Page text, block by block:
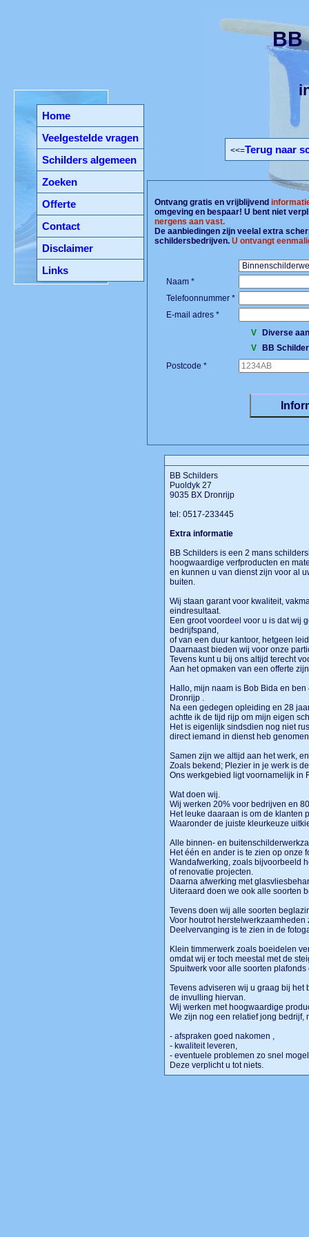
Home
Veelgestelde vragen
Schilders algemeen
Zoeken
Offerte
Contact
Disclaimer
Links
BB
<<=Terug naar
Ontvang gratis en vrijblijvend
omgeving en bespaar! U bent niet
nergens aan vast.
De aanbiedingen zijn veelal extra
schildersbedrijven.U ontvangt
Naam *
Telefoonnummer *
E-mail adres *
V
Diverse
V
BB
Postcode *
BB Schilders
Puoldyk 27
9035 BX Dronrijp
tel: 0517-233445
Extra informatie
BB Schilders is een 2 mans
hoogwaardige verfproducten en
en kunnen u van dienst zijn voor al
buiten.
Wij staan garant voor kwaliteit,
eindresultaat.
Een groot voordeel voor u is dat wij
bedrijfspand,
of van een duur kantoor, hetgeen
Daarnaast bieden wij voor onze
Tevens kunt u bij ons altijd terecht
Aan het opmaken van een offerte
Hallo, mijn naam is Bob Bida en
Dronrijp .
Na een gedegen opleiding en 28
achtte ik de tijd rijp om mijn eigen
Het is eigenlijk sindsdien nog niet
direct iemand in dienst heb
Samen zijn we altijd aan het werk,
Zoals bekend; Plezier in je werk is
Ons werkgebied ligt voornamelijk in
Wat doen wij.
Wij werken 20% voor bedrijven en
Het leuke daaraan is om de klanten
Waaronder de juiste kleurkeuze
Alle binnen- en
Het één en ander is te zien op onze
Wandafwerking, zoals bijvoorbeeld
of renovatie projecten.
Daarna afwerking met
Uiteraard doen we ook alle soorten
Tevens doen wij alle soorten
Voor houtrot
Deelvervanging is te zien in de
Klein timmerwerk zoals boeidelen
omdat wij er toch meestal met de
Spuitwerk voor alle soorten
Tevens adviseren wij u graag bij
de invulling hiervan.
Wij werken met hoogwaardige
We zijn nog een relatief jong bedrijf,
- afspraken goed nakomen ,
- kwaliteit leveren,
- eventuele problemen zo snel
Deze verplicht u tot niets.